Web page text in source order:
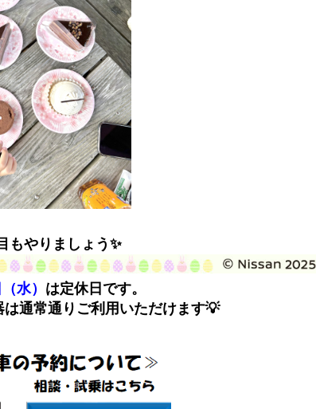
もやりましょう✨
水） は定休日です。
通常通りご利用いただけます💡